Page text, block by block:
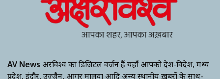
AV News अक्षरविश्व का डिजिटल वर्जन हैं यहाँ आपको देश-विदेश, मध्य
प्रदेश, इंदौर, उज्जैन, आगर मालवा आदि अन्य स्थानीय ख़बरों के साथ-